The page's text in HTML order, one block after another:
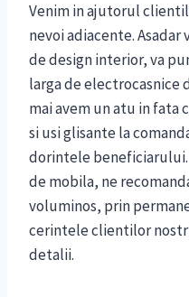
Venim in ajutorul
nevoi adiacente. Asadar
de design interior, va
larga de electrocasnice
mai avem un atu in fata
si usi glisante la
dorintele
de mobila, ne
voluminos, prin
cerintele clientilor
detalii.